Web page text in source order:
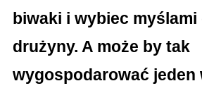
biwaki i wybiec myślami
drużyny. A może by tak
wygospodarować jeden